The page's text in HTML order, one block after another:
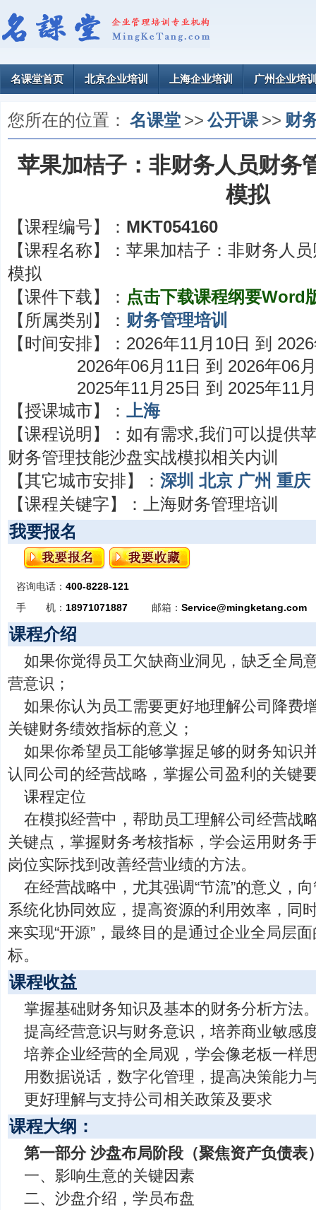
名课堂首页 北京企业培训 上海企业培训 广州企业培
您所在的位置： 名课堂 >> 公开课 >> 财
苹果加桔子：非财务人员财务
模拟
【课程编号】： MKT054160
【课程名称】： 苹果加桔子：非财务人
模拟
【课件下载】： 点击下载课程纲要Word
【所属类别】： 财务管理培训
【时间安排】： 2026年11月10日 到
2026年06月11日 到 2026年06
2025年11月25日 到 2025年11
【授课城市】： 上海
【课程说明】： 如有需求,我们可以提供
财务管理技能沙盘实战模拟相关内训
【其它城市安排】： 深圳 北京 广州 重庆
【课程关键字】：
上海财务管理培训
我要报名
咨询电话： 400-8228-121
手 机： 18971071887 邮箱： Service@mingketang.com
课程介绍
如果你觉得员工欠缺商业洞见，缺乏全局
营意识；
如果你认为员工需要更好地理解公司降费
关键财务绩效指标的意义；
如果你希望员工能够掌握足够的财务知识
认同公司的经营战略，掌握公司盈利的关
课程定位
在模拟经营中，帮助员工理解公司经营战
关键点，掌握财务考核指标，学会运用财务
岗位实际找到改善经营业绩的方法。
在经营战略中，尤其强调“节流”的意义，
系统化协同效应，提高资源的利用效率，同
来实现“开源”，最终目的是通过企业全局层
标。
课程收益
掌握基础财务知识及基本的财务分析方法
提高经营意识与财务意识，培养商业敏感
培养企业经营的全局观，学会像老板一样
用数据说话，数字化管理，提高决策能力
更好理解与支持公司相关政策及要求
课程大纲：
第一部分 沙盘布局阶段（聚焦资产负债表
一、影响生意的关键因素
二、沙盘介绍，学员布盘